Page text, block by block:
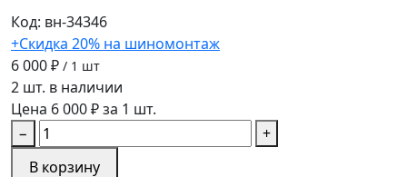
Код: вн-34346
+Скидка 20% на шиномонтаж
6 000 ₽ / 1 шт
2 шт. в наличии
Цена 6 000 ₽ за 1 шт.
−
+
В корзину